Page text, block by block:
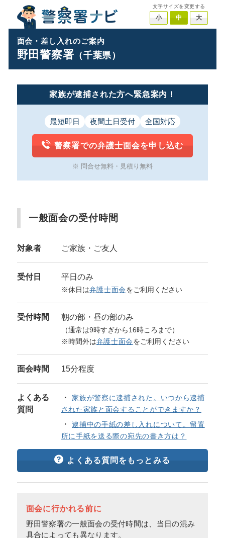
文字サイズを変更する
小 中 大
面会・差し入れのご案内
野田警察署（千葉県）
家族が逮捕された方へ緊急案内！
最短即日 夜間土日受付 全国対応
警察署での弁護士面会を申し込む
※ 問合せ無料・見積り無料
一般面会の受付時間
対象者 ご家族・ご友人
受付日 平日のみ
※休日は弁護士面会をご利用ください
受付時間 朝の部・昼の部のみ
（通常は9時すぎから16時ころまで）
※時間外は弁護士面会をご利用ください
面会時間 15分程度
よくある
質問
家族が警察に逮捕された。いつから逮捕
された家族と面会することができますか？
逮捕中の手紙の差し入れについて。留置
所に手紙を送る際の宛先の書き方は？
よくある質問をもっとみる
面会に行かれる前に
野田警察署の一般面会の受付時間は、当日の混み
具合によっても異なります。